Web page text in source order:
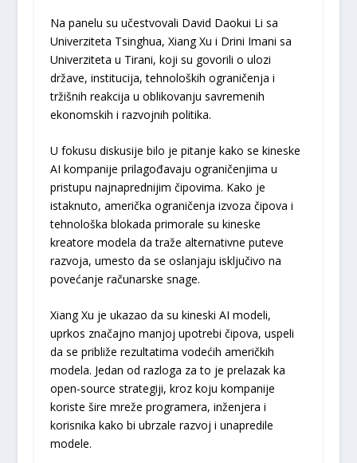
Na panelu su učestvovali David Daokui Li sa
Univerziteta Tsinghua, Xiang Xu i Drini Imani sa
Univerziteta u Tirani, koji su govorili o ulozi
države, institucija, tehnoloških ograničenja i
tržišnih reakcija u oblikovanju savremenih
ekonomskih i razvojnih politika.
U fokusu diskusije bilo je pitanje kako se kineske
AI kompanije prilagođavaju ograničenjima u
pristupu najnaprednijim čipovima. Kako je
istaknuto, američka ograničenja izvoza čipova i
tehnološka blokada primorale su kineske
kreatore modela da traže alternativne puteve
razvoja, umesto da se oslanjaju isključivo na
povećanje računarske snage.
Xiang Xu je ukazao da su kineski AI modeli,
uprkos značajno manjoj upotrebi čipova, uspeli
da se približe rezultatima vodećih američkih
modela. Jedan od razloga za to je prelazak ka
open-source strategiji, kroz koju kompanije
koriste šire mreže programera, inženjera i
korisnika kako bi ubrzale razvoj i unapredile
modele.